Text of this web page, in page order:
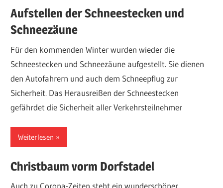
Aufstellen der Schneestecken und
Schneezäune
Für den kommenden Winter wurden wieder die
Schneestecken und Schneezäune aufgestellt. Sie dienen
den Autofahrern und auch dem Schneepflug zur
Sicherheit. Das Herausreißen der Schneestecken
gefährdet die Sicherheit aller Verkehrsteilnehmer
Weiterlesen
Christbaum vorm Dorfstadel
Auch zu Corona-Zeiten steht ein wunderschöner